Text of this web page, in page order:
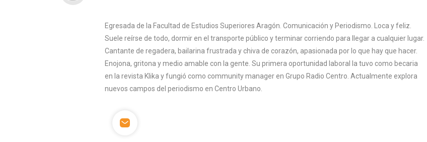
Egresada de la Facultad de Estudios Superiores Aragón. Comunicación y Periodismo. Loca y feliz.
Suele reírse de todo, dormir en el transporte público y terminar corriendo para llegar a cualquier lugar.
Cantante de regadera, bailarina frustrada y chiva de corazón, apasionada por lo que hay que hacer.
Enojona, gritona y medio amable con la gente. Su primera oportunidad laboral la tuvo como becaria
en la revista Klika y fungió como community manager en Grupo Radio Centro. Actualmente explora
nuevos campos del periodismo en Centro Urbano.